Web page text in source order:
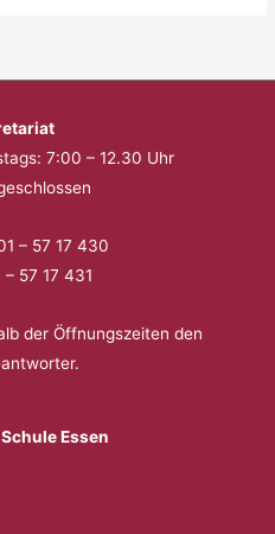
7:00 – 12.30 Uhr
– 57 17 430
– 57 17 431
der Öffnungszeiten den
Essen